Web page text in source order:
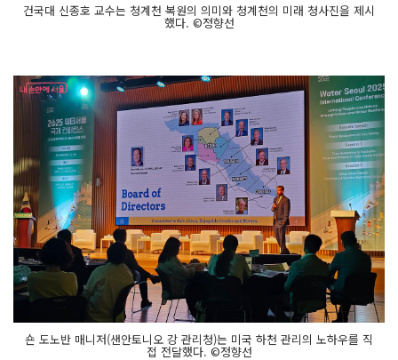
건국대 신종호 교수는 청계천 복원의 의미와 청계천의 미래 청사진을 제시
했다. ©정향선
숀 도노반 매니저(샌안토니오 강 관리청)는 미국 하천 관리의 노하우를 직
접 전달했다. ©정향선